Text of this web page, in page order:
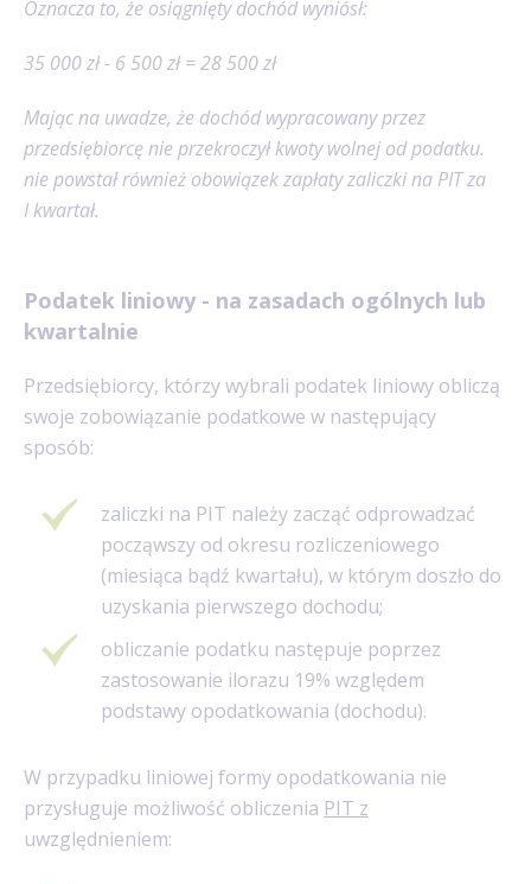
Oznacza to, że osiągnięty dochód wyniósł:
35 000 zł - 6 500 zł = 28 500 zł
Mając na uwadze, że dochód wypracowany przez
przedsiębiorcę nie przekroczył kwoty wolnej od podatku.
nie powstał również obowiązek zapłaty zaliczki na PIT za
I kwartał.
Podatek liniowy - na zasadach ogólnych lub
kwartalnie
Przedsiębiorcy, którzy wybrali podatek liniowy obliczą
swoje zobowiązanie podatkowe w następujący
sposób:
zaliczki na PIT należy zacząć odprowadzać
począwszy od okresu rozliczeniowego
(miesiąca bądź kwartału), w którym doszło do
uzyskania pierwszego dochodu;
obliczanie podatku następuje poprzez
zastosowanie ilorazu 19% względem
podstawy opodatkowania (dochodu).
W przypadku liniowej formy opodatkowania nie
przysługuje możliwość obliczenia PIT z
uwzględnieniem: